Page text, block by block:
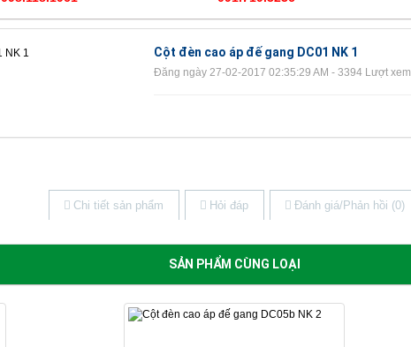
Cột đèn cao áp đế gang DC01 NK 1
Đăng ngày 27-02-2017 02:35:29 AM - 3394 Lượt xem
Chi tiết sản phẩm Hỏi đáp Đánh giá/Phản hồi (0)
SẢN PHẨM CÙNG LOẠI